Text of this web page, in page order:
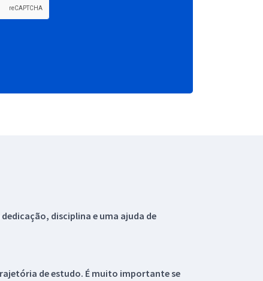
disciplina e uma ajuda de
de estudo. É muito importante se